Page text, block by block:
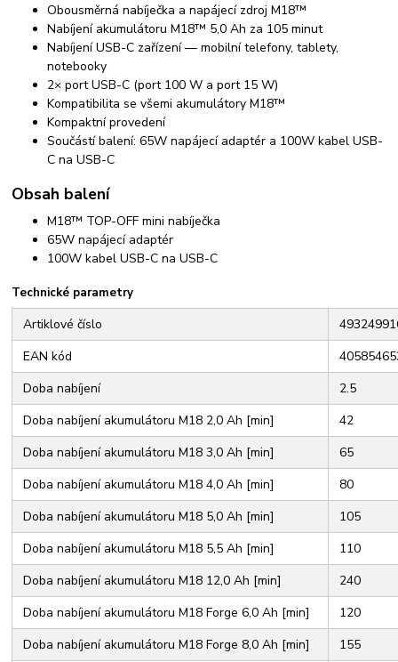
Obousměrná nabíječka a napájecí zdroj M18™
Nabíjení akumulátoru M18™ 5,0 Ah za 105 minut
Nabíjení USB-C zařízení — mobilní telefony, tablety,
notebooky
2× port USB-C (port 100 W a port 15 W)
Kompatibilita se všemi akumulátory M18™
Kompaktní provedení
Součástí balení: 65W napájecí adaptér a 100W kabel USB-
C na USB-C
Obsah balení
M18™ TOP-OFF mini nabíječka
65W napájecí adaptér
100W kabel USB-C na USB-C
Technické parametry
Artiklové číslo
EAN kód
Doba nabíjení
2.5
Doba nabíjení akumulátoru M18 2,0 Ah [min]
42
Doba nabíjení akumulátoru M18 3,0 Ah [min]
65
Doba nabíjení akumulátoru M18 4,0 Ah [min]
80
Doba nabíjení akumulátoru M18 5,0 Ah [min]
105
Doba nabíjení akumulátoru M18 5,5 Ah [min]
110
Doba nabíjení akumulátoru M18 12,0 Ah [min]
240
Doba nabíjení akumulátoru M18 Forge 6,0 Ah [min]
120
Doba nabíjení akumulátoru M18 Forge 8,0 Ah [min]
155